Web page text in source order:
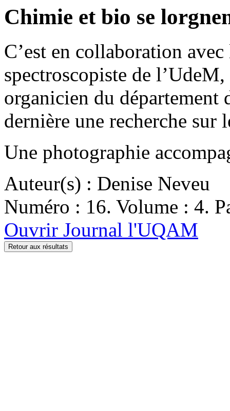
Chimie et bio se
C’est en collaboration
spectroscopiste de
organicien du département
dernière une recherche
Une photographie
Auteur(s) : Denise Neveu
Numéro : 16. Volume : 4.
Ouvrir Journal l'UQAM
Retour aux résultats